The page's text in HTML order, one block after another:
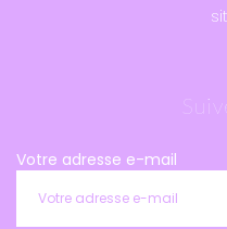
Votre adresse e-mail